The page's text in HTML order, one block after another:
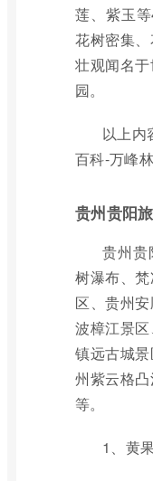
莲、紫玉
花树密集
壮观闻名
园。
以上内
百科-万峰
贵州贵阳
贵州贵
树瀑布、
区、贵州
波樟江景
镇远古城
州紫云格
等。
1、黄